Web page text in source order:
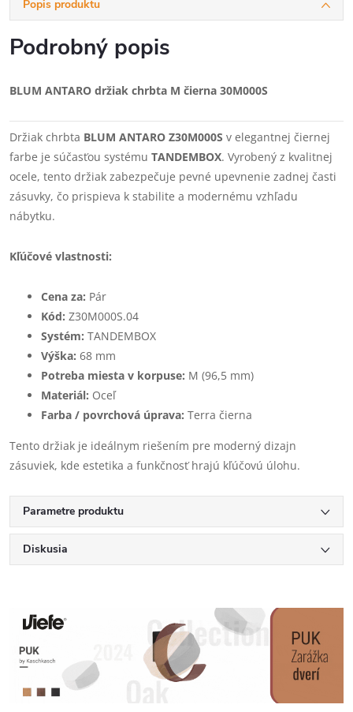
Popis produktu
Podrobný popis
BLUM ANTARO držiak chrbta M čierna 30M000S
Držiak chrbta BLUM ANTARO Z30M000S v elegantnej čiernej
farbe je súčasťou systému TANDEMBOX. Vyrobený z kvalitnej
ocele, tento držiak zabezpečuje pevné upevnenie zadnej časti
zásuvky, čo prispieva k stabilite a modernému vzhľadu
nábytku.
Kľúčové vlastnosti:
Cena za: Pár
Kód: Z30M000S.04
Systém: TANDEMBOX
Výška: 68 mm
Potreba miesta v korpuse: M (96,5 mm)
Materiál: Oceľ
Farba / povrchová úprava: Terra čierna
Tento držiak je ideálnym riešením pre moderný dizajn
zásuviek, kde estetika a funkčnosť hrajú kľúčovú úlohu.
Parametre produktu
Diskusia